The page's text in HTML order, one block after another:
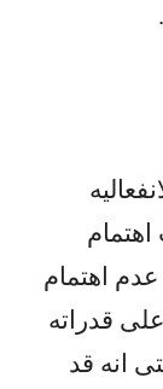
.
اهتمام
قدراته
انه قد